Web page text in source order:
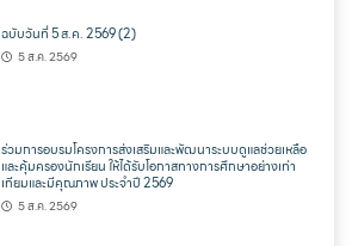
ฉบับวันที่ 5 ส.ค. 2569 (2)
5 ส.ค. 2569
ร่วมการอบรมโครงการส่งเสริมและพัฒนาระบบดูแลช่วยเหลือ
และคุ้มครองนักเรียน ให้ได้รับโอกาสทางการศึกษาอย่างเท่า
เทียมและมีคุณภาพ ประจำปี 2569
5 ส.ค. 2569